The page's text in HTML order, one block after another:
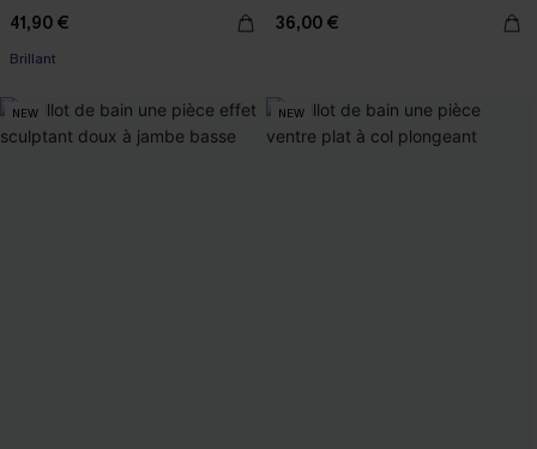
41,90 €
Brillant
36,00 €
NEW NEW